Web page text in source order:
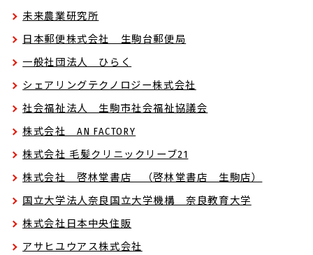
未来農業研究所
日本郵便株式会社 生駒台郵便局
一般社団法人 ひらく
シェアリングテクノロジー株式会社
社会福祉法人 生駒市社会福祉協議会
株式会社 AN FACTORY
株式会社 毛髪クリニックリーブ21
株式会社 啓林堂書店 （啓林堂書店 生駒店）
国立大学法人奈良国立大学機構 奈良教育大学
株式会社日本中央住販
アサヒユウアス株式会社